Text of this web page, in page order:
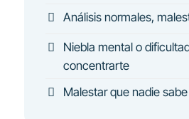
Análisis normales,
Niebla mental o
concentrarte
Malestar que nadie